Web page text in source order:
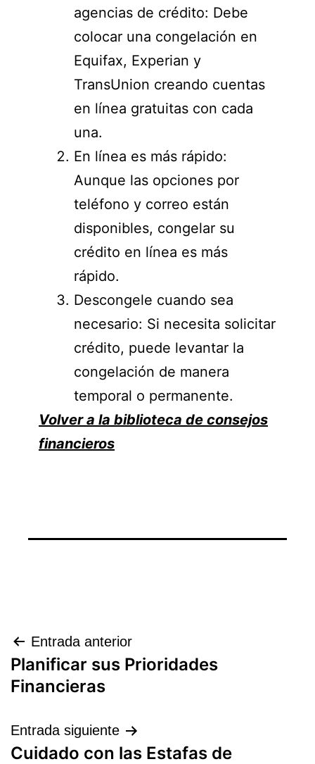
agencias de crédito: Debe
colocar una congelación en
Equifax, Experian y
TransUnion creando cuentas
en línea gratuitas con cada
una.
En línea es más rápido:
Aunque las opciones por
teléfono y correo están
disponibles, congelar su
crédito en línea es más
rápido.
Descongele cuando sea
necesario: Si necesita solicitar
crédito, puede levantar la
congelación de manera
temporal o permanente.
Volver a la biblioteca de consejos
financieros
Navegación
de
Entrada anterior
Planificar sus Prioridades
Financieras
Entrada siguiente
Cuidado con las Estafas de